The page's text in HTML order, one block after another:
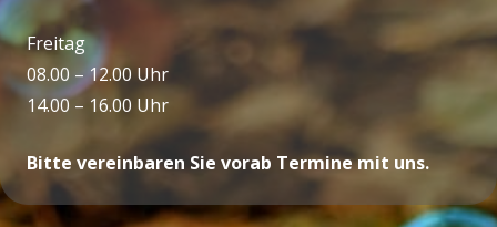
Freitag
08.00 – 12.00 Uhr
14.00 – 16.00 Uhr
Bitte vereinbaren Sie vorab Termine mit uns.